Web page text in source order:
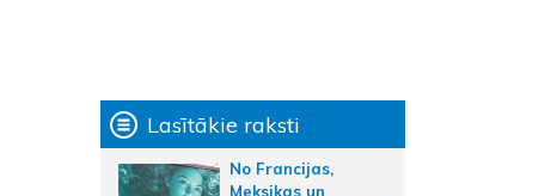
Lasītākie raksti
No Francijas,
Meksikas un